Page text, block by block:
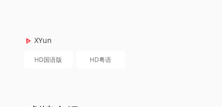
XYun
HD国语版 HD粤语